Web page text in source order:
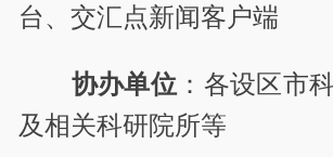
台、交汇点新闻客户端
协办单位 ：各设区市
及相关科研院所等